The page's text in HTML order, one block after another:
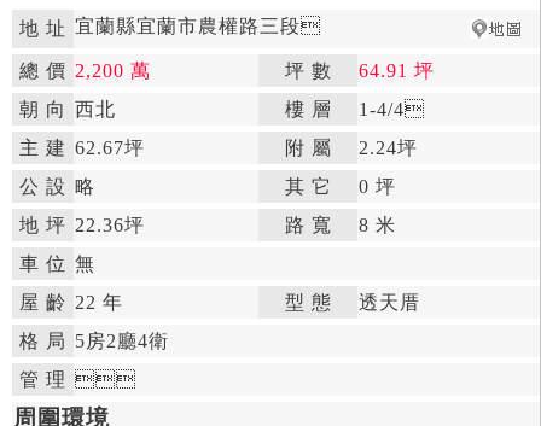
地 址 宜蘭縣宜蘭市農權路三段
總 價 2,200 萬 坪 數 64.91 坪
朝 向 西北 樓 層 1-4/4
主 建 62.67坪 附 屬 2.24坪
公 設 略 其 它
0 坪
地 坪 22.36坪 路 寬
8 米
車 位 無
屋 齡 22 年 型 態 透天厝
格 局 5房2廳4衛
管 理 
周圍環境